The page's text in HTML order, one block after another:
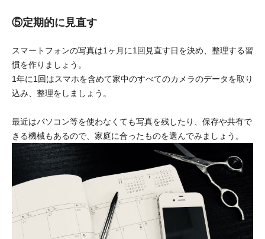
⑤定期的に見直す
スマートフォンの写真は1ヶ月に1回見直す日を決め、整理する習
慣を作りましょう。
1年に1回はスマホを含めて家中のすべてのカメラのデータを取り
込み、整理をしましょう。
最近はパソコン等を使わなくても写真を残したり、保存や共有で
きる機械もあるので、家庭に合ったものを選んでみましょう。